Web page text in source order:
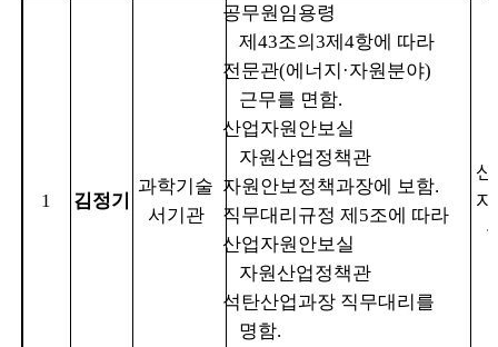
1 김정기
과학기술
서기관
공무원임용령
제43조의3제4항에 따라
전문관(에너지 ·자원분야)
근무를 면함.
산업자원안보실
자원산업정책관
자원안보정책과장에 보함.
직무대리규정 제 5조에 따라
산업자원안보실
자원산업정책관
석탄산업과장 직무대리를
명함.